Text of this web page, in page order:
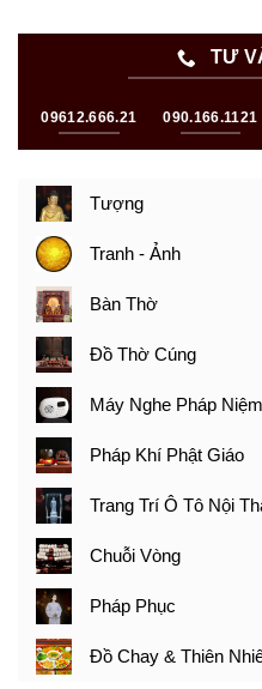
TƯ
09612.666.21 090.166.1121
Tượng
Tranh - Ảnh
Bàn Thờ
Đồ Thờ Cúng
Máy Nghe Pháp
Pháp Khí Phật Giáo
Trang Trí Ô Tô Nội
Chuỗi Vòng
Pháp Phục
Đồ Chay & Thiên